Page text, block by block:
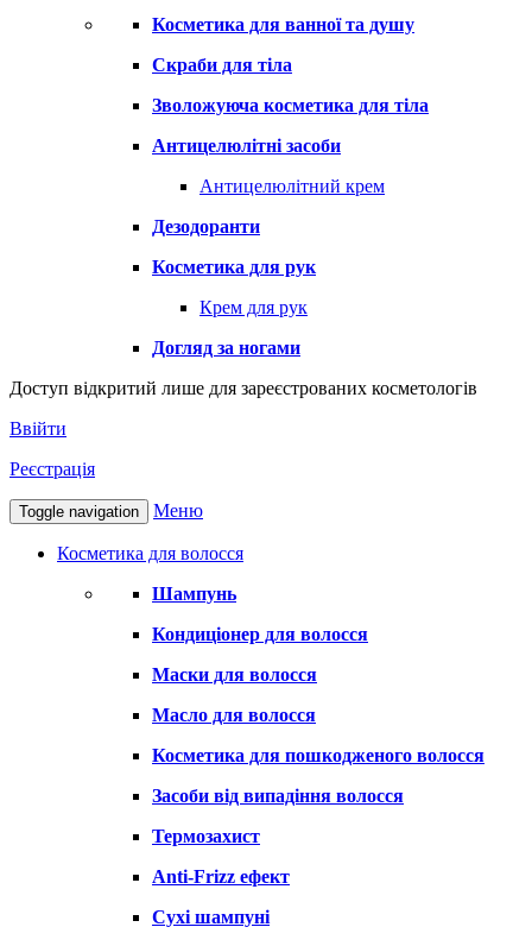
Косметика для ванної та душу
Скраби для тіла
Зволожуюча косметика для тіла
Антицелюлітні засоби
Антицелюлітний крем
Дезодоранти
Косметика для рук
Крем для рук
Догляд за ногами
Доступ відкритий лише для зареєстрованих косметологів
Ввійти
Реєстрація
Toggle navigation Меню
Косметика для волосся
Шампунь
Кондиціонер для волосся
Маски для волосся
Масло для волосся
Косметика для пошкодженого волосся
Засоби від випадіння волосся
Термозахист
Anti-Frizz ефект
Сухі шампуні